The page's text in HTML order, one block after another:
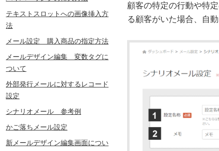
顧客の特定の行動や特
る顧客がいた場合、自
テキストスロットへの画像挿入方
法
メール設定 購入商品の指定方法
メールデザイン編集 変数タグに
ついて
外部発行メールに対するレコード
設定
シナリオメール 参考例
かご落ちメール設定
新メールデザイン編集画面につい